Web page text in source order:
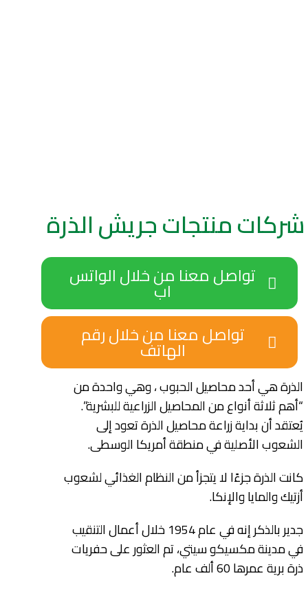
شركات منتجات جريش الذرة
تواصل معنا من خلال الواتس
اب
تواصل معنا من خلال رقم
الهاتف
الذرة هي أحد محاصيل الحبوب ، وهي واحدة من
“أهم ثلاثة أنواع من المحاصيل الزراعية للبشرية”.
يُعتقد أن بداية زراعة محاصيل الذرة تعود إلى
الشعوب الأصلية في منطقة أمريكا الوسطى.
كانت الذرة جزءًا لا يتجزأ من النظام الغذائي لشعوب
أزتيك والمايا والإنكا.
جدير بالذكر إنه في عام 1954 خلال أعمال التنقيب
في مدينة مكسيكو سيتي، تم العثور على حفريات
ذرة برية عمرها 60 ألف عام.